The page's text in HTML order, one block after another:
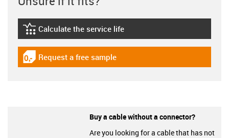
igus-icon-lebensdauerrechner
Calculate the service life
igus-icon-gratismuster
Request a free sample
Buy a cable without a connector?
Are you looking for a cable that has not